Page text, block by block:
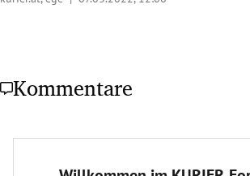
Kommentare